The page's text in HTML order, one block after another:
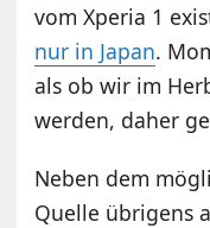
vom Xperia 1
nur in Japan.
als ob wir im
werden, daher
Neben dem
Quelle übrigens